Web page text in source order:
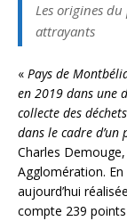
Les origines
attrayants
« Pays de
en 2019 dans une
collecte des
dans le cadre
Charles
Agglomération.
aujourd’hui
compte 239